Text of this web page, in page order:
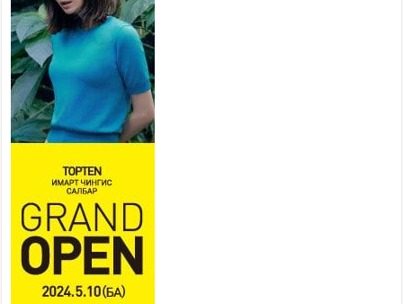
2026 оны 7 сар 21 / 16 цаг 47 минут
Тусгай замын автобус /BRT/
төслийн удирдах хорооны
ээлжит хуралдаан боллоо
2026 оны 7 сар 21 / 16 цаг 43 минут
Ерөнхий сайд Н.Учрал БНХАУ-аас Монгол Улсад
суугаа Элчин сайд Шэнь Миньжюанийг хүлээн
авч уулзав
2026 оны 7 сар 21 / 16 цаг 39 минут
БҮГД НАЙРАМДАХ ТАЖИКИСТАН УЛСТАЙ
ЭДИЙН ЗАСГИЙН ХАМТЫН АЖИЛЛАГААГ
ӨРГӨЖҮҮЛНЭ
2026 оны 7 сар 21 / 16 цаг 34 минут
26,992 суралцагч хотхоны бага сургуульд, 8100
суралцагч төрөлжсөн ахлах сургуульд